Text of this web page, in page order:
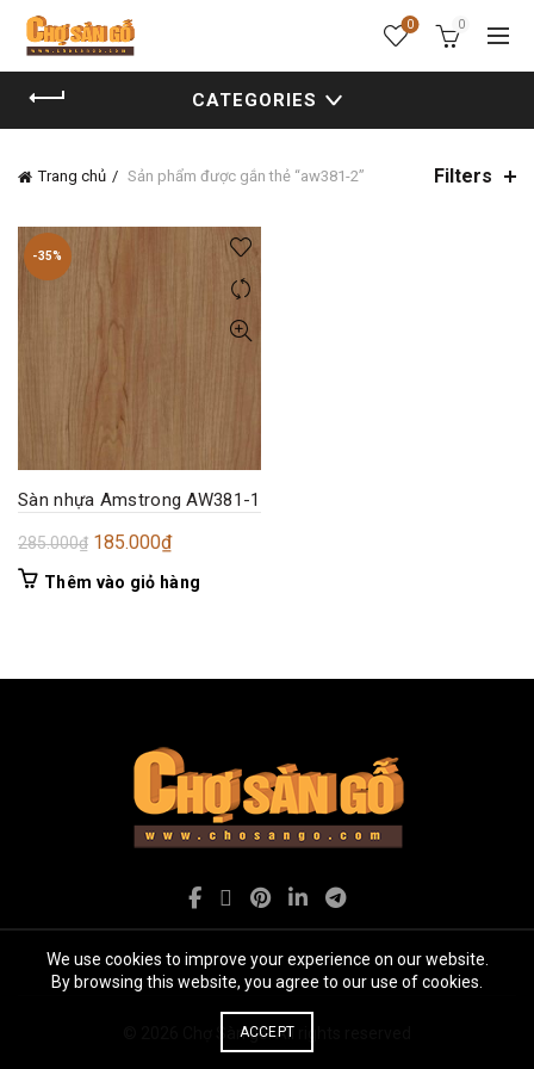
0 0
CATEGORIES
Trang chủ Sản phẩm được gắn thẻ “aw381-2” Filters
-35%
Sàn nhựa Amstrong AW381-1
285.000₫ Giá
gốc
185.000₫Giá
hiện
Thêm vào giỏ hàng
Chợ Sàn gỗ. All rights reserved
We use cookies to improve your experience on our website.
By browsing this website, you agree to our use of cookies.
ACCEPT